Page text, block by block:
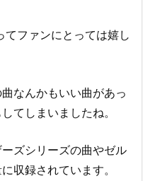
てファンにとっては嬉し
なんかもいい曲があっ
てしまいましたね。
ズシリーズの曲やゼル
収録されています。